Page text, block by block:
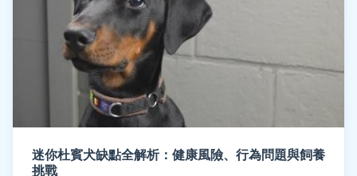
迷你杜賓犬缺點全解析：健康風險、行為問題與飼養
挑戰